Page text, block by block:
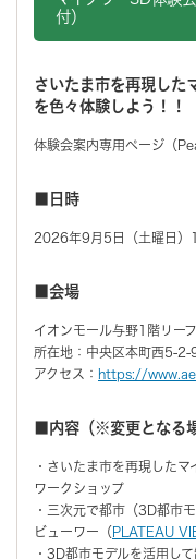
付）
さいたま市を再現した
を色々体験しよう！！
体験会案内専用ページ（
■日時
2026年9月5日（土曜日）
■会場
イオンモール与野1階リー
所在地：中央区本町西5-2-
アクセス： https://
■内容（※変更となる
・さいたま市を再現した
ワークショップ
・三次元で都市（3D都市
ビューワー（ PLATEAU
・3D都市モデルを活用し